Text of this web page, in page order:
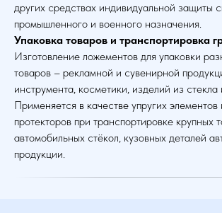
других средствах индивидуальной защиты
промышленного и военного назначения.
Упаковка товаров и транспортировка
Изготовление ложементов для упаковки
товаров – рекламной и сувенирной
инструмента, косметики, изделий из стекла
Применяется в качестве упругих
протекторов при транспортировке крупных
автомобильных стёкол, кузовных деталей
продукции.